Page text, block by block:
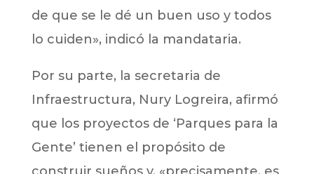
de que se le dé un buen uso y todos
lo cuiden», indicó la mandataria.
Por su parte, la secretaria de
Infraestructura, Nury Logreira, afirmó
que los proyectos de ‘Parques para la
Gente’ tienen el propósito de
construir sueños y, «precisamente, es